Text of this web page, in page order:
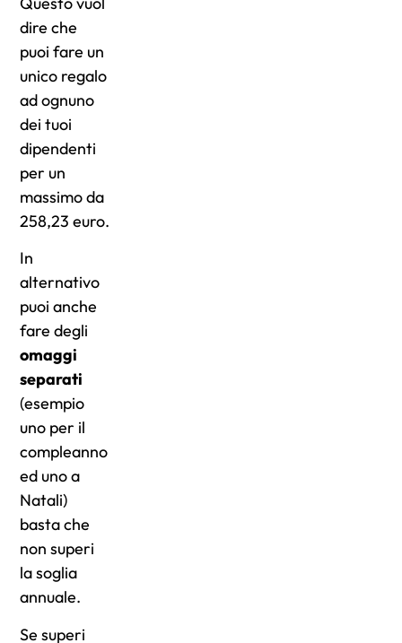
dire che
puoi fare un
unico regalo
ad ognuno
dei tuoi
dipendenti
per un
massimo da
258,23 euro.
In
alternativo
puoi anche
fare degli
omaggi
separati
(esempio
uno per il
compleanno
ed uno a
Natali)
basta che
non superi
la soglia
annuale.
Se superi